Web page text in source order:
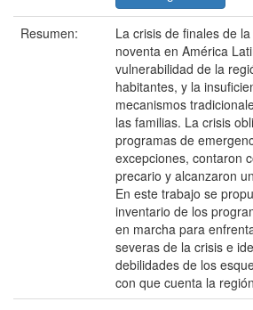
Resumen:
La crisis de finales de
noventa en América
vulnerabilidad de la
habitantes, y la
mecanismos
las familias. La crisis
programas de
excepciones, contaron
precario y alcanzaron
En este trabajo se
inventario de los
en marcha para
severas de la crisis e
debilidades de los
con que cuenta la